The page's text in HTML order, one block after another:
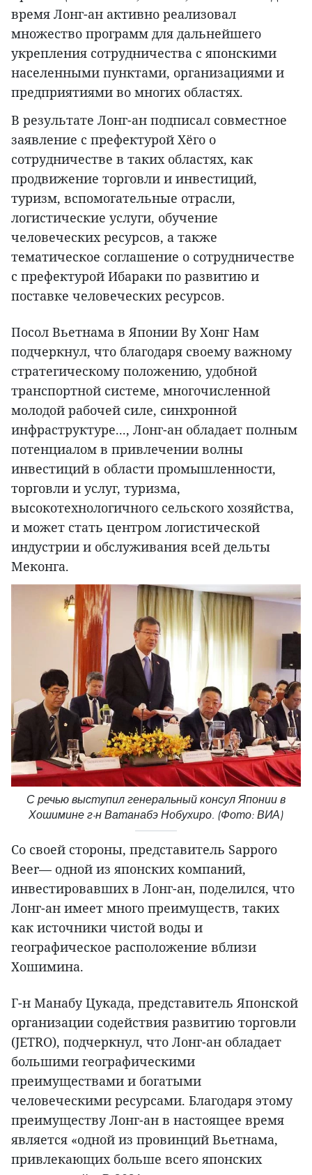
время Лонг-ан активно реализовал
множество программ для дальнейшего
укрепления сотрудничества с японскими
населенными пунктами, организациями и
предприятиями во многих областях.
В результате Лонг-ан подписал совместное
заявление с префектурой Хёго о
сотрудничестве в таких областях, как
продвижение торговли и инвестиций,
туризм, вспомогательные отрасли,
логистические услуги, обучение
человеческих ресурсов, а также
тематическое соглашение о сотрудничестве
с префектурой Ибараки по развитию и
поставке человеческих ресурсов.
Посол Вьетнама в Японии Ву Хонг Нам
подчеркнул, что благодаря своему важному
стратегическому положению, удобной
транспортной системе, многочисленной
молодой рабочей силе, синхронной
инфраструктуре..., Лонг-ан обладает полным
потенциалом в привлечении волны
инвестиций в области промышленности,
торговли и услуг, туризма,
высокотехнологичного сельского хозяйства,
и может стать центром логистической
индустрии и обслуживания всей дельты
Меконга.
С речью выступил генеральный консул Японии в
Хошимине г-н Ватанабэ Нобухиро. (Фото: ВИА)
Со своей стороны, представитель Sapporo
Beer— одной из японских компаний,
инвестировавших в Лонг-ан, поделился, что
Лонг-ан имеет много преимуществ, таких
как источники чистой воды и
географическое расположение вблизи
Хошимина.
Г-н Манабу Цукада, представитель Японской
организации содействия развитию торговли
(JETRO), подчеркнул, что Лонг-ан обладает
большими географическими
преимуществами и богатыми
человеческими ресурсами. Благодаря этому
преимуществу Лонг-ан в настоящее время
является «одной из провинций Вьетнама,
привлекающих больше всего японских